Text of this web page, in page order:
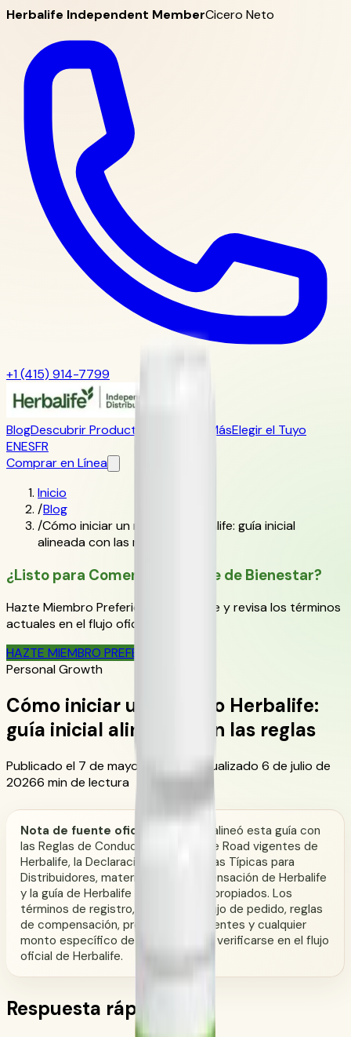
Herbalife Independent MemberCicero Neto
+1 (415) 914-7799
BlogDescubrir Productos Aprender MásElegir el Tuyo
ENESFR
Comprar en Línea
Inicio
/Blog
/Cómo iniciar un negocio Herbalife: guía inicial
alineada con las reglas
¿Listo para Comenzar Tu Viaje de Bienestar?
Hazte Miembro Preferido de Herbalife y revisa los términos
actuales en el flujo oficial de pedido.
HAZTE MIEMBRO PREFERIDO
Personal Growth
Cómo iniciar un negocio Herbalife:
guía inicial alineada con las reglas
Publicado el 7 de mayo de 2026
Actualizado 6 de julio de
20266 min de lectura
Nota de fuente oficial:
CoreNutri alineó esta guía con
las Reglas de Conducta/Rules of the Road vigentes de
Herbalife, la Declaración de Ganancias Típicas para
Distribuidores, materiales de compensación de Herbalife
y la guía de Herbalife sobre claims apropiados. Los
términos de registro, elegibilidad, flujo de pedido, reglas
de compensación, programas de clientes y cualquier
monto específico de cuenta deben verificarse en el flujo
oficial de Herbalife.
Respuesta rápida